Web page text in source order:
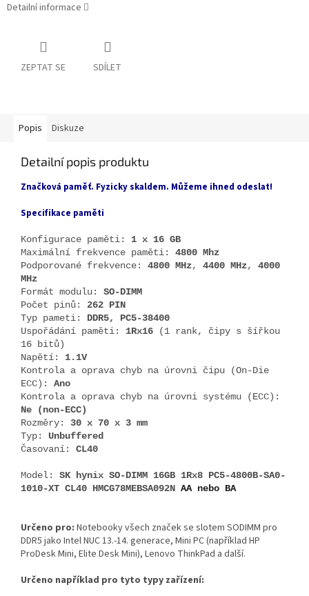
Detailní informace
ZEPTAT SE SDÍLET
Popis Diskuze
Detailní popis produktu
Značková paměť. Fyzicky skaldem. Můžeme ihned odeslat!
Specifikace paměti
Konfigurace paměti: 1 x 16 GB
Maximální frekvence paměti: 4800 Mhz
Podporované frekvence: 4800 MHz, 4400 MHz,
4000
MHz
Formát modulu: SO-DIMM
Počet pinů: 262 PIN
Typ pameti: DDR5, PC5-38400
Uspořádání paměti:
1Rx16
(1 rank, čipy s šířkou
16 bitů)
Napětí: 1.1V
Kontrola a oprava chyb na úrovni čipu (On-Die
ECC): Ano
Kontrola a oprava chyb na úrovni systému (ECC):
Ne (non-ECC)
Rozměry: 30 x 70 x 3 mm
Typ: Unbuffered
Časovaní: CL40
Model: SK hynix SO-DIMM 16GB 1Rx8 PC5-4800B-SA0-
1010-XT CL40 HMCG78MEBSA092N AA nebo BA
Určeno pro: Notebooky všech značek se slotem SODIMM pro
DDR5 jako Intel NUC 13.-14. generace, Mini PC (například HP
ProDesk Mini, Elite Desk Mini), Lenovo ThinkPad a další.
Určeno například pro tyto typy zařízení: